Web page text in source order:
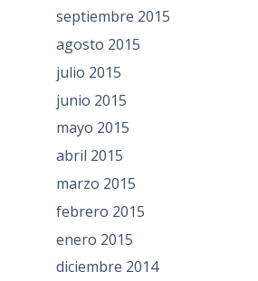
septiembre 2015
agosto 2015
julio 2015
junio 2015
mayo 2015
abril 2015
marzo 2015
febrero 2015
enero 2015
diciembre 2014